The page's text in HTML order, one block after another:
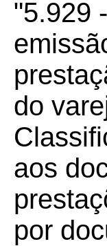
"5.929
do
aos
por